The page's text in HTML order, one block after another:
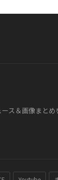
ス＆画像まとめ